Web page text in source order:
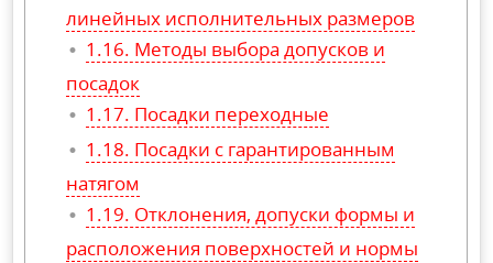
линейных исполнительных размеров
Методы выбора допусков и
посадок
Посадки переходные
Посадки с гарантированным
натягом
Отклонения, допуски формы и
расположения поверхностей и нормы